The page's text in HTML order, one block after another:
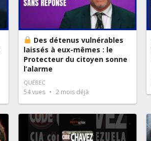
Des détenus vulnérables
laissés à eux-mêmes : le
Protecteur du citoyen sonne
l’alarme
QUÉBEC
54vues 2 mois déjà